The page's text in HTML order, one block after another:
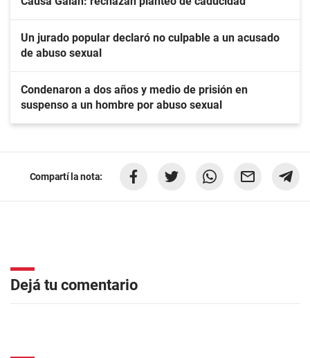
Un jurado popular declaró no culpable a un acusado
de abuso sexual
Condenaron a dos años y medio de prisión en
suspenso a un hombre por abuso sexual
Compartí la nota:
Dejá tu comentario